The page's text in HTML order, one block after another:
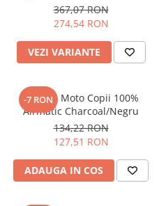
367,07 RON
274,54 RON
VEZI VARIANTE
-7 RON
Mănuși Moto Copii 100%
Airmatic Charcoal/Negru
134,22 RON
127,51 RON
ADAUGA IN COS